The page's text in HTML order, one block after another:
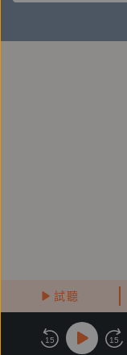
試聽
關於鏡好聽
15 15